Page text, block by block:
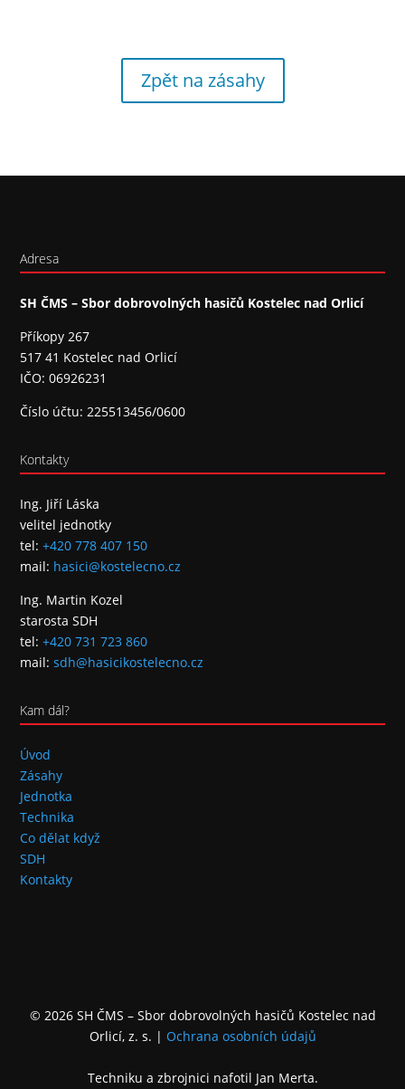
Zpět na zásahy
Adresa
SH ČMS – Sbor dobrovolných hasičů Kostelec nad Orlicí
Příkopy 267
517 41 Kostelec nad Orlicí
IČO: 06926231
Číslo účtu: 225513456/0600
Kontakty
Ing. Jiří Láska
velitel jednotky
tel:+420 778 407 150
mail: hasici@kostelecno.cz
Ing. Martin Kozel
starosta SDH
tel:+420 731 723 860
mail:sdh@hasicikostelecno.cz
Kam dál?
Úvod
Zásahy
Jednotka
Technika
Co dělat když
SDH
Kontakty
© 2026 SH ČMS – Sbor dobrovolných hasičů Kostelec nad
Orlicí, z. s. | Ochrana osobních údajů
Techniku a zbrojnici nafotil Jan Merta.